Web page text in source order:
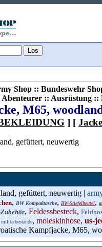
Shop :: Bundeswehr
:: Ausrüstung ::
M65,
] [
gefüttert, neuwertig
gefüttert, neuwertig |
, BW Kompaßtasche, BW-Stiefelbeutel,
, Feldessbesteck,
militärbestände, moleskinhose, us-
Kampfjacke, M65,